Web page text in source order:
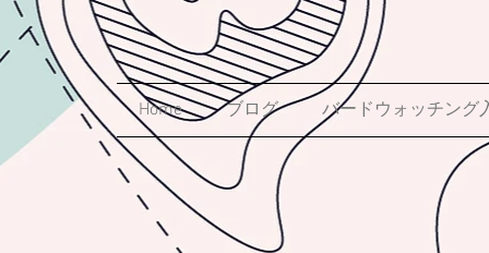
Home ブログ バードウォッチング